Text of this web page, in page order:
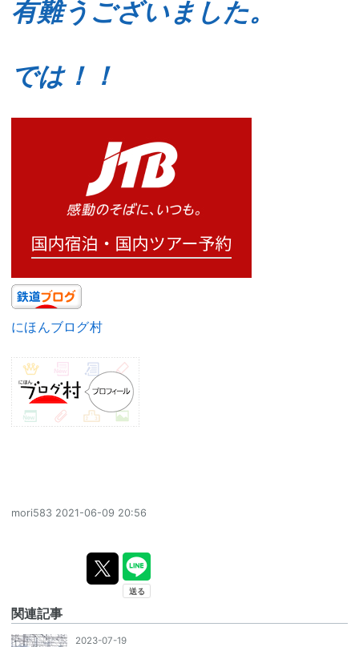
有難うございました。
では！！
にほんブログ村
mori583 2021-06-09 20:56
関連記事
2023-07-19